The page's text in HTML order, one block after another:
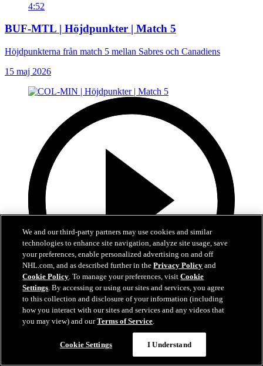
4:52
BUF-MTL | Höjdpunkter | Match 5
Höjdpunkterna från match 5 mellan Sabres och Canadiens
15 maj 2026
5:00
COL-MIN | Höjdpunkter | Match 5
Höjdpunkter från match 5 mellan Avalanche och Wild
We and our third-party partners may use cookies and similar
technologies to enhance site navigation, analyze site usage, save
your preferences, enable personalized advertising on and off
NHL.com, and as described further in thePrivacy Policy and
Cookie Policy. To manage your preferences, visitCookie
Settings. By accessing or using our sites and services, you agree
to this collection and disclosure of your information (including
how you interact with our sites and services and any videos that
you may view) and ourTerms of Service.
Cookie Settings I Understand